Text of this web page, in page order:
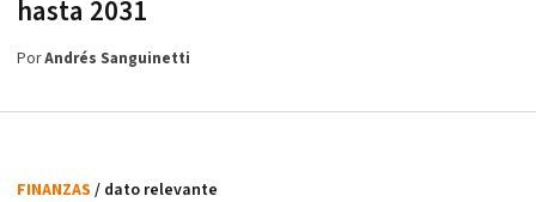
hasta 2031
PorAndrés Sanguinetti
FINANZAS / dato relevante